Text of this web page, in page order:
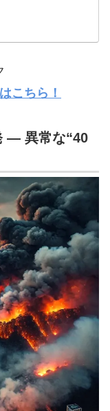
こちら！
― 異常な“40